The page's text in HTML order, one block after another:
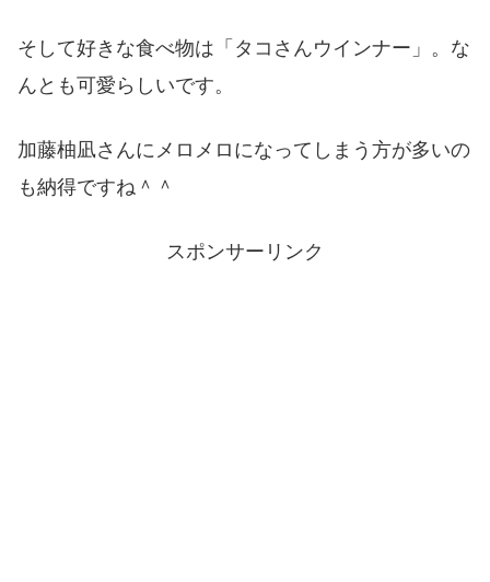
そして好きな食べ物は「タコさんウインナー」。な
んとも可愛らしいです。
加藤柚凪さんにメロメロになってしまう方が多いの
も納得ですね＾＾
スポンサーリンク